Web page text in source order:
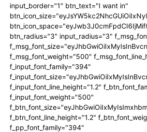
input_border="1" btn_text="I want in"
btn_radius="3" input_radius="3"
f_msg_font_weight="500"
f_input_font_family="394"
f_input_font_line_height="1.2"
f_input_font_weight="500"
f_btn_font_line_height="1.2"
f_pp_font_family="394"